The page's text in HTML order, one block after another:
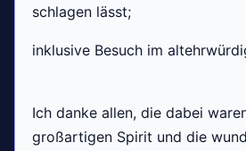
schlagen lässt;
inklusive Besuch im
Ich danke allen, die dabei
großartigen Spirit und die